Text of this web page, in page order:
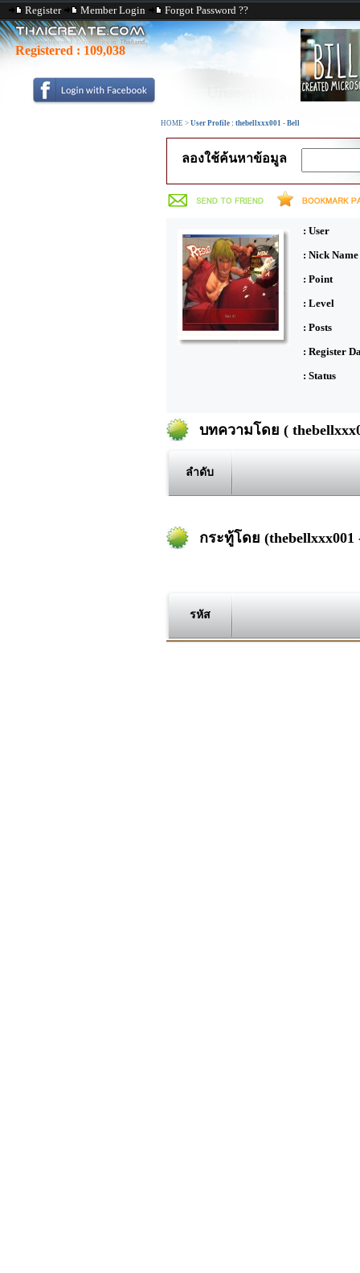
Register Member Login Forgot Password ??
Registered : 109,038
HOME > User Profile : thebellxxx001 - Bell
ลองใช้ค้นหาข้อมูล
: User
: Nick Name
: Point
: Level
: Posts
: Register
: Status
บทความโดย (
ลำดับ
กระทู้โดย (thebellxxx001
รหัส